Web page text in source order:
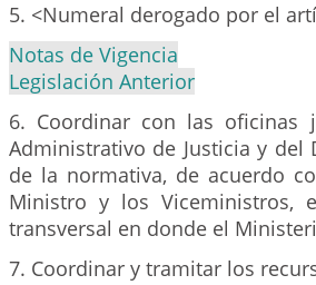
5. <Numeral derogado por el
Notas de Vigencia
Legislación Anterior
6. Coordinar con las oficinas
Administrativo de Justicia y del
de la normativa, de acuerdo
Ministro y los Viceministros,
transversal en donde el
7. Coordinar y tramitar los